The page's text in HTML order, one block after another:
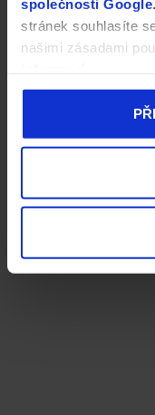
společnosti Google
stránek souhlasíte
našimi zásadami